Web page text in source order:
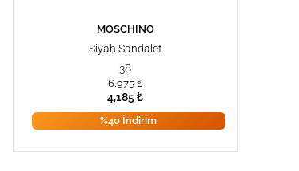
SEPETE EKLE
MOSCHINO
Siyah Sandalet
38
6,975₺
4,185₺
%40 İndirim